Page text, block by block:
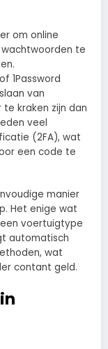
om online
te
1Password
van
kraken zijn dan
veel
(2FA), wat
een code te
manier
Het enige wat
voertuigtype
automatisch
wat
contant geld.